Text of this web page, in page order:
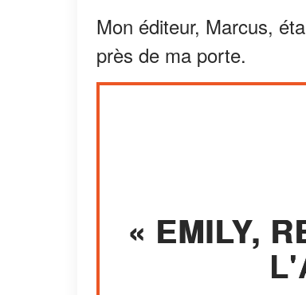
Mon éditeur, Marcus,
près de ma porte.
« EMILY,